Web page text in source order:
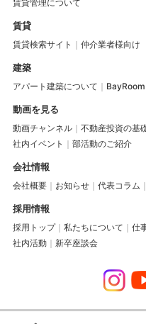
賃貸管理について
賃貸
賃貸検索サイト 仲介業者様向け
建築
アパート建築について
動画を見る
動画チャンネル 不動産投資の基
社内イベント
部活動のご紹介
会社情報
会社概要 お知らせ 代表コラム
採用情報
採用トップ 私たちについて 仕
社内活動
新卒座談会